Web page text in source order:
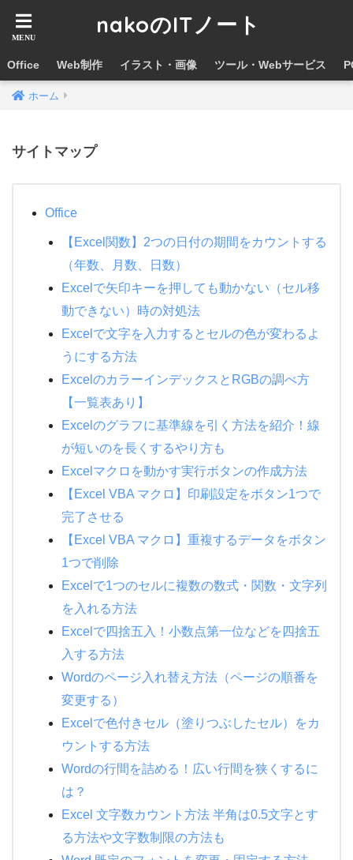
nakoのITノート
Office Web制作 イラスト・画像 ツール・Webサービス
ホーム
サイトマップ
Office
【Excel関数】2つの日付の期間をカウントする
（年数、月数、日数）
Excelで矢印キーを押しても動かない（セル移
動できない）時の対処法
Excelで文字を入力するとセルの色が変わるよ
うにする方法
ExcelのカラーインデックスとRGBの調べ方
【一覧表あり】
Excelのグラフに基準線を引く方法を紹介！線
が短いのを長くするやり方も
Excelマクロを動かす実行ボタンの作成方法
【Excel VBA マクロ】印刷設定をボタン1つで
完了させる
【Excel VBA マクロ】重複するデータをボタン
1つで削除
Excelで1つのセルに複数の数式・関数・文字列
を入れる方法
Excelで四捨五入！小数点第一位などを四捨五
入する方法
Wordのページ入れ替え方法（ページの順番を
変更する）
Excelで色付きセル（塗りつぶしたセル）をカ
ウントする方法
Wordの行間を詰める！広い行間を狭くするに
は？
Excel 文字数カウント方法 半角は0.5文字とす
る方法や文字数制限の方法も